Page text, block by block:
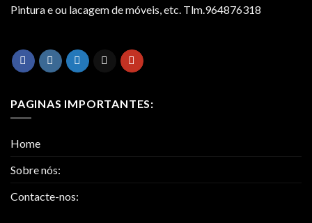
Pintura e ou lacagem de móveis, etc. Tlm.964876318
PAGINAS IMPORTANTES:
Home
Sobre nós:
Contacte-nos: